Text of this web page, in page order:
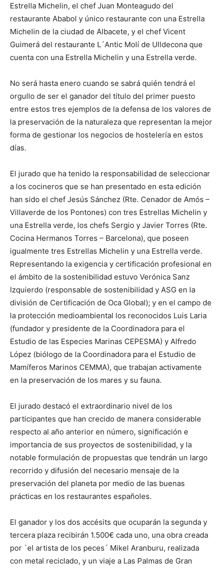
Estrella Michelin, el chef Juan Monteagudo del
restaurante Ababol y único restaurante con una Estrella
Michelin de la ciudad de Albacete, y el chef Vicent
Guimerá del restaurante L´Antic Molí de Ulldecona que
cuenta con una Estrella Michelin y una Estrella verde.
No será hasta enero cuando se sabrá quién tendrá el
orgullo de ser el ganador del título del primer puesto
entre estos tres ejemplos de la defensa de los valores de
la preservación de la naturaleza que representan la mejor
forma de gestionar los negocios de hostelería en estos
días.
El jurado que ha tenido la responsabilidad de seleccionar
a los cocineros que se han presentado en esta edición
han sido el chef Jesús Sánchez (Rte. Cenador de Amós –
Villaverde de los Pontones) con tres Estrellas Michelin y
una Estrella verde, los chefs Sergio y Javier Torres (Rte.
Cocina Hermanos Torres – Barcelona), que poseen
igualmente tres Estrellas Michelin y una Estrella verde.
Representando la exigencia y certificación profesional en
el ámbito de la sostenibilidad estuvo Verónica Sanz
Izquierdo (responsable de sostenibilidad y ASG en la
división de Certificación de Oca Global); y en el campo de
la protección medioambiental los reconocidos Luis Laria
(fundador y presidente de la Coordinadora para el
Estudio de las Especies Marinas CEPESMA) y Alfredo
López (biólogo de la Coordinadora para el Estudio de
Mamíferos Marinos CEMMA), que trabajan activamente
en la preservación de los mares y su fauna.
El jurado destacó el extraordinario nivel de los
participantes que han crecido de manera considerable
respecto al año anterior en número, significación e
importancia de sus proyectos de sostenibilidad, y la
notable formulación de propuestas que tendrán un largo
recorrido y difusión del necesario mensaje de la
preservación del planeta por medio de las buenas
prácticas en los restaurantes españoles.
El ganador y los dos accésits que ocuparán la segunda y
tercera plaza recibirán 1.500€ cada uno, una obra creada
por `el artista de los peces´ Mikel Aranburu, realizada
con metal reciclado, y un viaje a Las Palmas de Gran